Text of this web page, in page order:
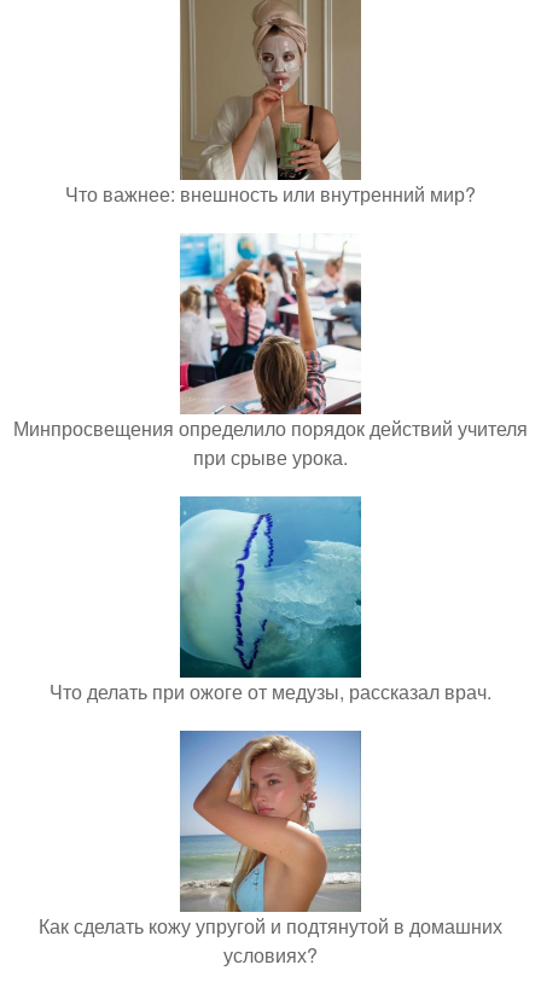
Что важнее: внешность или внутренний мир?
Минпросвещения определило порядок действий учителя
при срыве урока.
Что делать при ожоге от медузы, рассказал врач.
Как сделать кожу упругой и подтянутой в домашних
условиях?